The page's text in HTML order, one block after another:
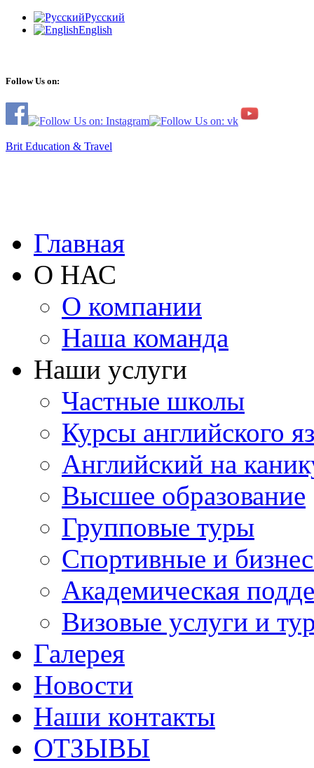
Русский
English
Follow Us on:
Brit Education & Travel
Главная
О НАС
О компании
Наша команда
Наши услуги
Частные школы
Курсы английского
Английский на
Высшее образование
Групповые туры
Спортивные и
Академическая
Визовые услуги и
Галерея
Новости
Наши контакты
ОТЗЫВЫ